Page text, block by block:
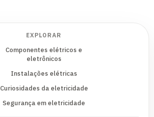
EXPLORAR
Componentes elétricos e
eletrônicos
Instalações elétricas
Curiosidades da eletricidade
Segurança em eletricidade